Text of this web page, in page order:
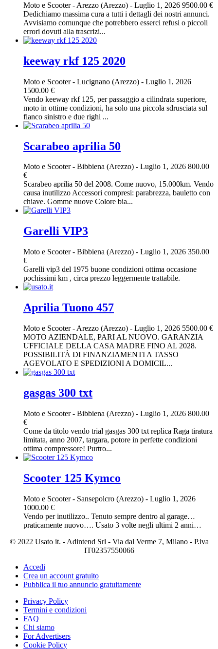
Moto e Scooter- Arezzo (Arezzo) - Luglio 1, 2026 9500.00 €
Dedichiamo massima cura a tutti i dettagli dei nostri annunci.
Avvisiamo comunque che potrebbero esserci refusi o piccoli
errori dovuti alla trascrizi...
keeway rkf 125 2020
Moto e Scooter- Lucignano (Arezzo) - Luglio 1, 2026
1500.00 €
Vendo keeway rkf 125, per passaggio a cilindrata superiore,
moto in ottime condizioni, ha solo una piccola sdrusciata sul
fianco sinistro e due righi ...
Scarabeo aprilia 50
Moto e Scooter- Bibbiena (Arezzo) - Luglio 1, 2026 800.00
€
Scarabeo aprilia 50 del 2008. Come nuovo, 15.000km. Vendo
causa inutilizzo Accessori compresi: parabrezza, bauletto con
chiave. Gomme nuove Colore bia...
Garelli VIP3
Moto e Scooter- Bibbiena (Arezzo) - Luglio 1, 2026 350.00
€
Garelli vip3 del 1975 buone condizioni ottima occasione
pochissimi km , circa prezzo leggermente trattabile.
Aprilia Tuono 457
Moto e Scooter- Arezzo (Arezzo) - Luglio 1, 2026 5500.00 €
MOTO AZIENDALE, PARI AL NUOVO. GARANZIA
UFFICIALE DELLA CASA MADRE FINO AL 2028.
POSSIBILITÀ DI FINANZIAMENTI A TASSO
AGEVOLATO E SPEDIZIONI A DOMICIL...
gasgas 300 txt
Moto e Scooter- Bibbiena (Arezzo) - Luglio 1, 2026 800.00
€
Come da titolo vendo trial gasgas 300 txt replica Raga tiratura
limitata, anno 2007, targara, potore in perfette condizioni
ottima compressore! Purtro...
Scooter 125 Kymco
Moto e Scooter- Sansepolcro (Arezzo) - Luglio 1, 2026
1000.00 €
Vendo per inutilizzo.. Tenuto sempre dentro al garage…
praticamente nuovo…. Usato 3 volte negli ultimi 2 anni…
© 2022 Usato it. - Adintend Srl - Via dal Verme 7, Milano - P.iva
IT02357550066
Accedi
Crea un account gratuito
Pubblica il tuo annuncio gratuitamente
Privacy Policy
Termini e condizioni
FAQ
Chi siamo
For Advertisers
Cookie Policy